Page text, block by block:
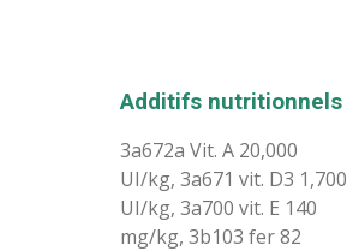
Additifs nutritionnels
3a672a Vit. A 20,000
UI/kg, 3a671 vit. D3 1,700
UI/kg, 3a700 vit. E 140
mg/kg, 3b103 fer 82